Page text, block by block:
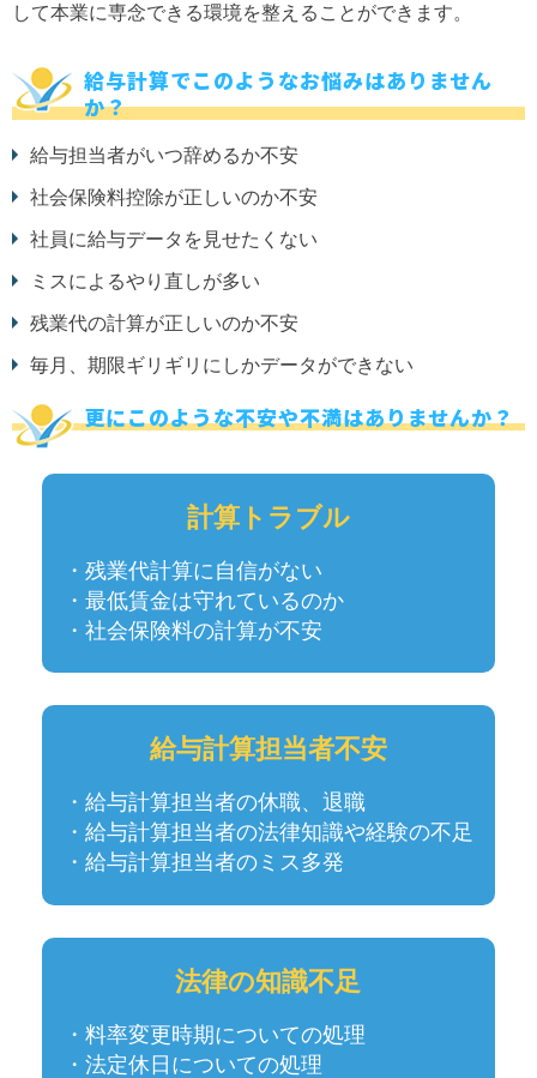
して本業に専念できる環境を整えることができます。
給与計算でこのようなお悩みはありません
か？
給与担当者がいつ辞めるか不安
社会保険料控除が正しいのか不安
社員に給与データを見せたくない
ミスによるやり直しが多い
残業代の計算が正しいのか不安
毎月、期限ギリギリにしかデータができない
更にこのような不安や不満はありませんか？
計算トラブル
・残業代計算に自信がない
・最低賃金は守れているのか
・社会保険料の計算が不安
給与計算担当者不安
・給与計算担当者の休職、退職
・給与計算担当者の法律知識や経験の不足
・給与計算担当者のミス多発
法律の知識不足
・料率変更時期についての処理
・法定休日についての処理